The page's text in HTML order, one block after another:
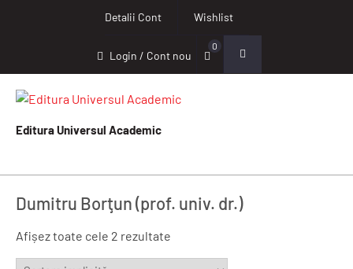
Detalii Cont Wishlist
Login / Cont nou
0
Editura Universul Academic
Dumitru Borţun (prof. univ. dr.)
Afișez toate cele 2 rezultate